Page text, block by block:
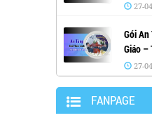
27-
Gói An
Giáo –
27-
FANPAGE